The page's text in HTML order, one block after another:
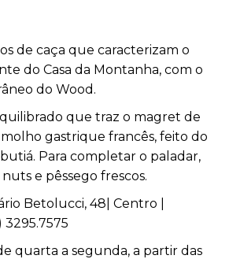
de caça que caracterizam o
do Casa da Montanha, com o
do Wood.
que traz o magret de
gastrique francês, feito do
Para completar o paladar,
e pêssego frescos.
Betolucci, 48| Centro |
3295.7575
quarta a segunda, a partir das